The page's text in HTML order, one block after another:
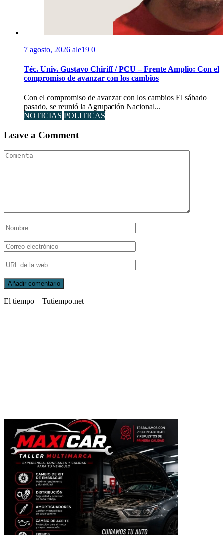
7 agosto, 2026 ale19 0
Téc. Univ. Gustavo Chiriff / PCU – Frente Amplio: Con el
compromiso de avanzar con los cambios
Con el compromiso de avanzar con los cambios El sábado
pasado, se reunió la Agrupación Nacional...
NOTICIAS POLITICAS
Leave a Comment
El tiempo – Tutiempo.net